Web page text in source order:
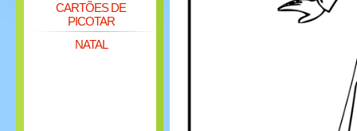
CARTÕES DE
PICOTAR
NATAL